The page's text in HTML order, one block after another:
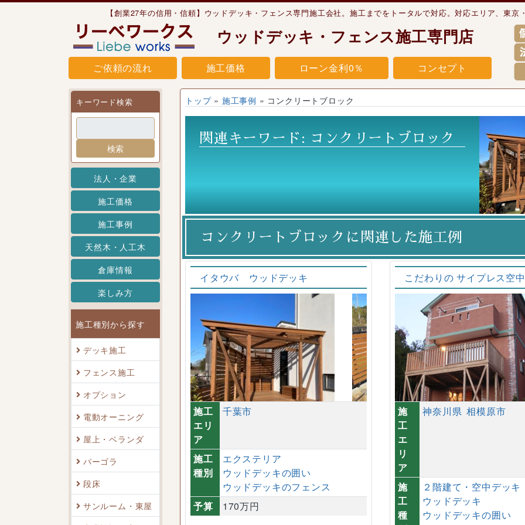
【創業27年の信用・信頼】ウッドデッキ・フェンス専門施工会社。施工までをトータルで対応。対応エリア、東
ウッドデッキ・フェンス施工専門店
ご依頼の流れ 施工価格 ローン金利0％ コンセプト
キーワード検索
検索
法人・企業
施工価格
施工事例
天然木・人工木
倉庫情報
楽しみ方
施工種別から探す
デッキ施工
フェンス施工
オプション
電動オーニング
屋上・ベランダ
パーゴラ
段床
サンルーム・東屋
トップ» 施工事例 » コンクリートブロック
関連キーワード: コンクリートブロック
コンクリートブロックに関連した施工例
イタウバ ウッドデッキ
施工
エリ
ア
千葉市
施工
種別
エクステリア
ウッドデッキの囲い
ウッドデッキのフェンス
予算
170万円
こだわりの サイプレス空
施
工
エ
リ
ア
神奈川県 相模原市
施
工
種
２階建て・空中デッキ
ウッドデッキ
ウッドデッキの囲い